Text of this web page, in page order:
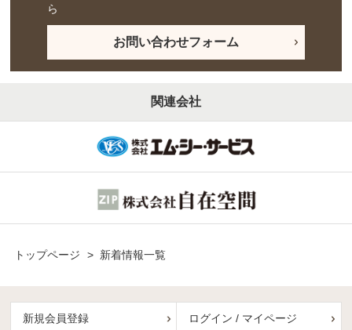
ら
お問い合わせフォーム
関連会社
トップページ > 新着情報一覧
新規会員登録 ログイン / マイページ